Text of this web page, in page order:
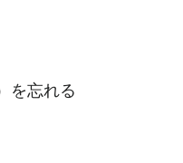
を忘れる